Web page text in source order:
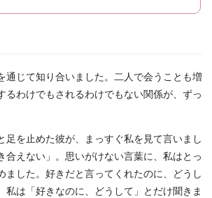
通じて知り合いました。二人で会うことも増
るわけでもされるわけでもない関係が、ずっ
足を止めた彼が、まっすぐ私を見て言いまし
合えない」。思いがけない言葉に、私はとっ
ました。好きだと言ってくれたのに、どうし
私は「好きなのに、どうして」とだけ聞きま